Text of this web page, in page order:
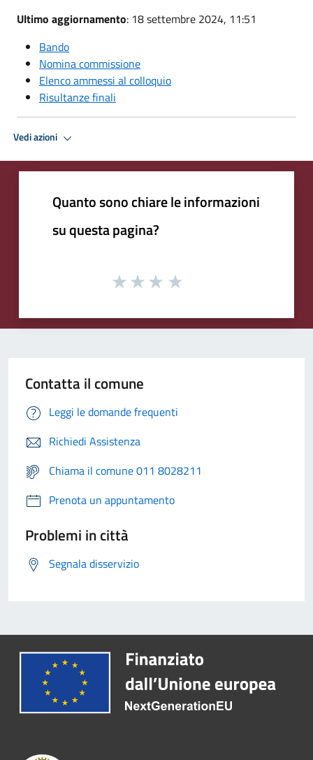
Ultimo aggiornamento: 18 settembre 2024, 11:51
Bando
Nomina commissione
Elenco ammessi al colloquio
Risultanze finali
Vedi azioni
Quanto sono chiare le informazioni
su questa pagina?
Contatta il comune
Leggi le domande frequenti
Richiedi Assistenza
Chiama il comune 011 8028211
Prenota un appuntamento
Problemi in città
Segnala disservizio